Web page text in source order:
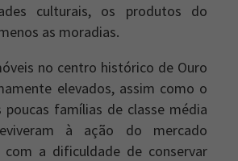
culturais, os produtos do
as moradias.
no centro histórico de Ouro
elevados, assim como o
poucas famílias de classe média
à ação do mercado
a dificuldade de conservar